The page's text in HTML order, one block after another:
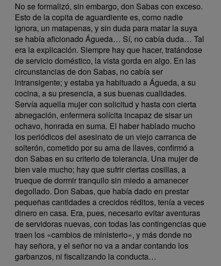
No se formalizó, sin embargo, don Sabas con exceso.
Esto de la copita de aguardiente es, como nadie
ignora, un matapenas, y sin duda para matar la suya
se había aficionado Águeda… Sí, no cabía duda… Tal
era la explicación. Siempre hay que hacer, tratándose
de servicio doméstico, la vista gorda en algo. En las
circunstancias de don Sabas, no cabía ser
intransigente; y estaba ya habituado a Águeda, a su
cocina, a su presencia, a sus buenas cualidades.
Servía aquella mujer con solicitud y hasta con cierta
abnegación, enfermera solícita incapaz de sisar un
ochavo, honrada en suma. El haber hablado mucho
los periódicos del asesinato de un viejo carranca de
solterón, cometido por su ama de llaves, confirmó a
don Sabas en su criterio de tolerancia. Una mujer de
bien vale mucho; hay que sufrir ciertas cosillas, a
trueque de dormir tranquilo sin miedo a amanecer
degollado. Don Sabas, que había dado en prestar
pequeñas cantidades a crecidos réditos, tenía a veces
dinero en casa. Era, pues, necesario evitar aventuras
de servidoras nuevas, con todas las contingencias que
traen los «cambios de ministerio», y más donde no
hay señora, y el señor no va a andar contando los
garbanzos, ni fiscalizando la conducta…